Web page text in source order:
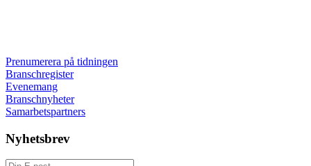
Prenumerera på tidningen
Branschregister
Evenemang
Branschnyheter
Samarbetspartners
Nyhetsbrev